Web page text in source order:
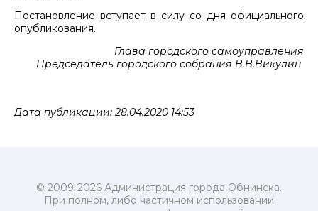
Постановление вступает в силу со дня официального
опубликования.
Глава городского самоуправления
Председатель городского собрания В.В.Викулин
Дата публикации: 28.04.2020 14:53
© 2009-2026 Администрация города Обнинска.
При полном, либо частичном использовании